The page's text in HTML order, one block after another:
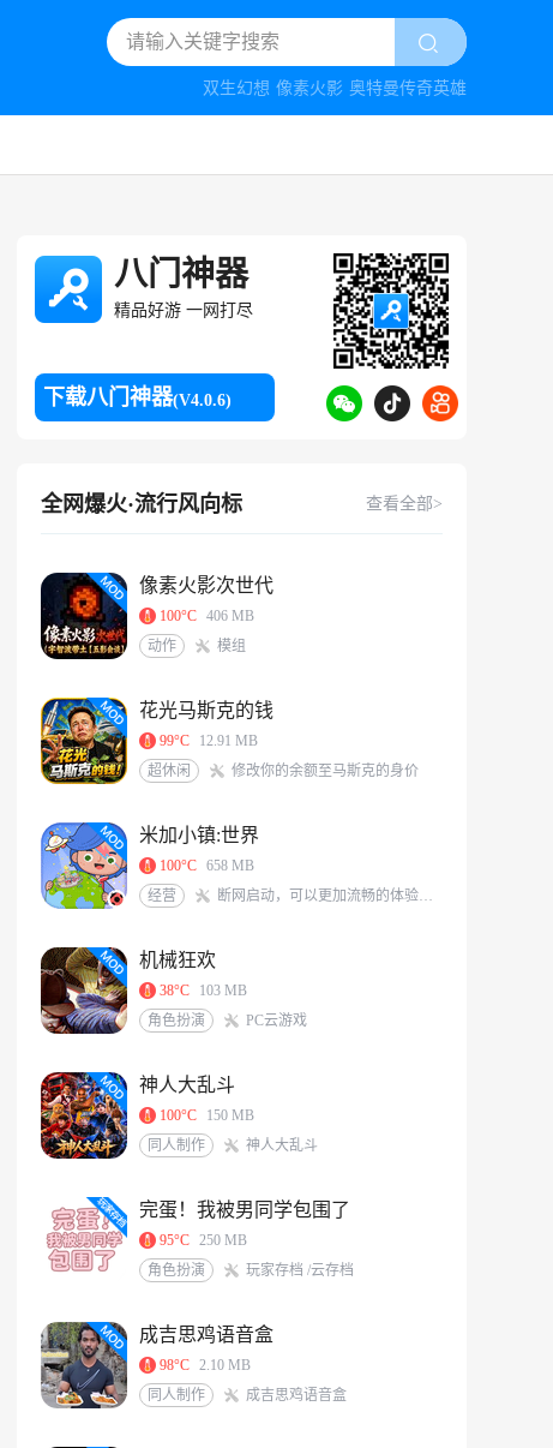
双生幻想 像素火影 奥特曼传奇英雄
八门神器
精品好游 一网打尽
下载八门神器(V4.0.6)
全网爆火·流行风向标 查看全部>
像素火影次世代
100°C
406 MB
动作
模组
花光马斯克的钱
99°C
12.91 MB
超休闲
修改你的余额至马斯克的身价
米加小镇:世界
100°C
658 MB
经营
断网启动，可以更加流畅的体验游戏<br/>米加/托卡玩家QQ交流群：117331491[action url=http://qm.qq.com/cgi-bin/qm/qr?_wv=1027&k=6X8Vf-nbKoIVVCzMHEKJaKq-S0A0zIrS&authKey=L77PNkwS6KWVs379sBDg9O7J%2BZLRFEjjXTWpXqGBveIRNdsENG0elvPpkFj%2FRVd7&noverify=0&group_code=117331491 text=加入QQ群聊]
机械狂欢
38°C
103 MB
角色扮演
PC云游戏
神人大乱斗
100°C
150 MB
同人制作
神人大乱斗
完蛋！我被男同学包围了
95°C
250 MB
角色扮演
玩家存档 /云存档
成吉思鸡语音盒
98°C
2.10 MB
同人制作
成吉思鸡语音盒